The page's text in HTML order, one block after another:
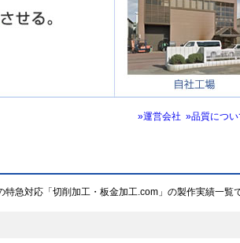
»運営会社 »品質につい
急対応「切削加工・板金加工.com」の製作実績一覧で